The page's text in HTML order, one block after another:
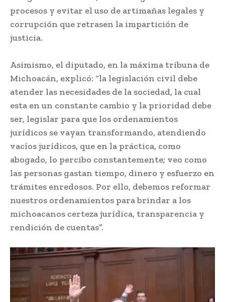
procesos y evitar el uso de artimañas legales y
corrupción que retrasen la impartición de
justicia.
Asimismo, el diputado, en la máxima tribuna de
Michoacán, explicó: “la legislación civil debe
atender las necesidades de la sociedad, la cual
esta en un constante cambio y la prioridad debe
ser, legislar para que los ordenamientos
jurídicos se vayan transformando, atendiendo
vacíos jurídicos, que en la práctica, como
abogado, lo percibo constantemente; veo como
las personas gastan tiempo, dinero y esfuerzo en
trámites enredosos. Por ello, debemos reformar
nuestros ordenamientos para brindar a los
michoacanos certeza jurídica, transparencia y
rendición de cuentas”.